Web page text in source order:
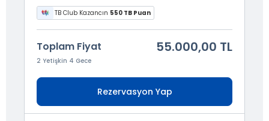
TB Club Kazancın 550 TB Puan
Toplam Fiyat
2 Yetişkin 4 Gece
55.000,00 TL
Rezervasyon Yap